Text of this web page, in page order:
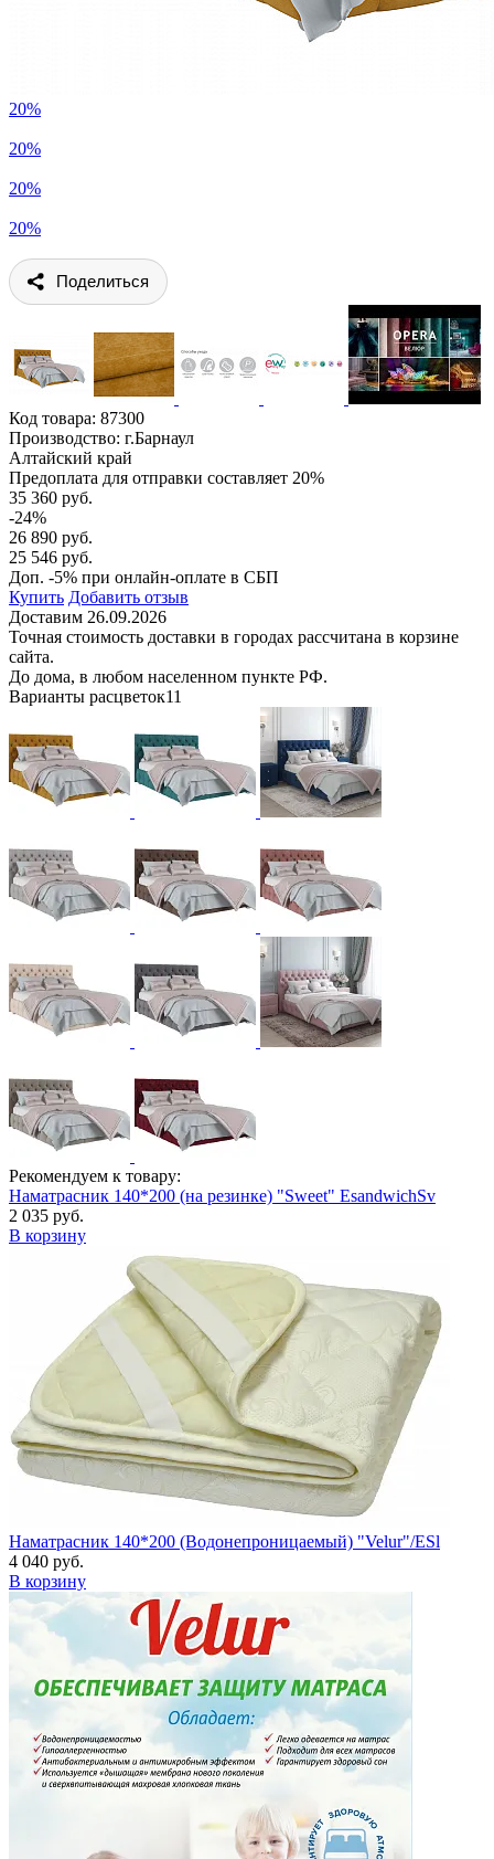
20%
20%
20%
20%
Поделиться
Код товара: 87300
Производство: г.Барнаул
Алтайский край
Предоплата для отправки составляет 20%
35 360 руб.
-24%
26 890 руб.
25 546 руб.
Доп. -5% при онлайн-оплате в СБП
Купить Добавить отзыв
Доставим 26.09.2026
Точная стоимость доставки в городах рассчитана в корзине
сайта.
До дома, в любом населенном пункте РФ.
Варианты расцветок11
Рекомендуем к товару:
Наматрасник 140*200 (на резинке) "Sweet" EsandwichSv
2 035 руб.
В корзину
Наматрасник 140*200 (Водонепроницаемый) "Velur"/ESl
4 040 руб.
В корзину